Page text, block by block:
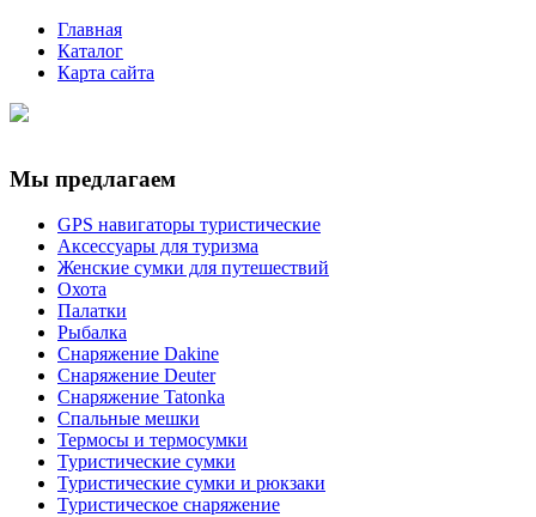
Главная
Каталог
Карта сайта
Мы предлагаем
GPS навигаторы туристические
Аксессуары для туризма
Женские сумки для путешествий
Охота
Палатки
Рыбалка
Снаряжение Dakine
Снаряжение Deuter
Снаряжение Tatonka
Спальные мешки
Термосы и термосумки
Туристические сумки
Туристические сумки и рюкзаки
Туристическое снаряжение